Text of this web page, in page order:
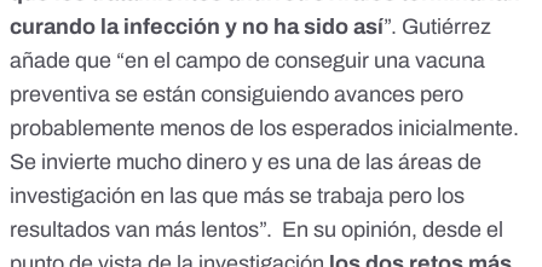
curando la infección y no ha sido así”. Gutiérrez
añade que “en el campo de conseguir una vacuna
preventiva se están consiguiendo avances pero
probablemente menos de los esperados inicialmente.
Se invierte mucho dinero y es una de las áreas de
investigación en las que más se trabaja pero los
resultados van más lentos”. En su opinión, desde el